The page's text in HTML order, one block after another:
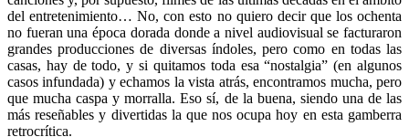
del entretenimiento… No, con esto no quiero decir que los ochenta
no fueran una época dorada donde a nivel audiovisual se facturaron
grandes producciones de diversas índoles, pero como en todas las
casas, hay de todo, y si quitamos toda esa “nostalgia” (en algunos
casos infundada) y echamos la vista atrás, encontramos mucha, pero
que mucha caspa y morralla. Eso sí, de la buena, siendo una de las
más reseñables y divertidas la que nos ocupa hoy en esta gamberra
retrocrítica.